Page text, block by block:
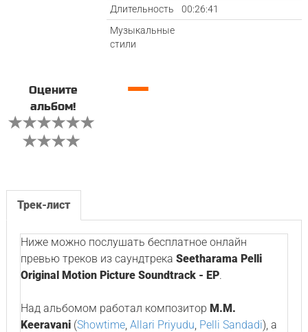
Длительность
00:26:41
Музыкальные
стили
Оцените
альбом!
—
Трек-лист
Ниже можно послушать бесплатное онлайн
превью треков из саундтрека Seetharama Pelli
Original Motion Picture Soundtrack - EP.
Над альбомом работал композитор M.M.
Keeravani(Showtime, Allari Priyudu, Pelli Sandadi), а